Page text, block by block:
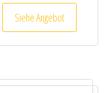
Siehe Angebot